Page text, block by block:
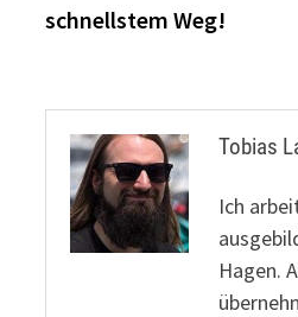
schnellstem Weg!
Tobias
Ich
Hagen.